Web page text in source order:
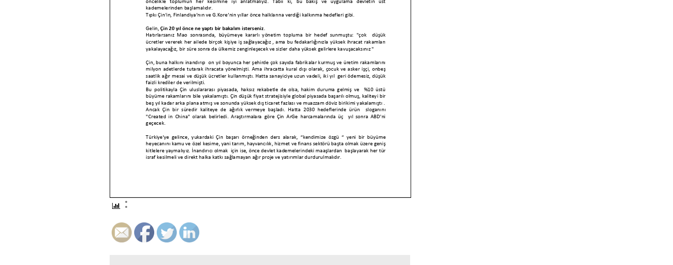
öncelikle
toplumun her kesimine iyi anlatmalıyız. Tabii ki, bu bakış ve uygulama devletin üst
kademelerinden başlamalıdır.
Tıpkı Çin'in, Finlandiya’nın ve G.Kore’nin yıllar önce halklarına verdiği kalkınma hedefleri gibi.
Gelin, Çin 20 yıl önce ne yaptı bir bakalım isterseniz.
Hatırlarsanız Mao sonrasında, büyümeye kararlı yönetim topluma bir hedef sunmuştu: "çok düşük
ücretler vererek her ailede birçok kişiye iş sağlayacağız , ama bu fedakarlığınızla yüksek ihracat rakamları
yakalayacağız, bir süre sonra da ülkemiz zenginleşecek ve sizler daha yüksek gelirlere kavuşacaksınız "
Çin, buna halkını inandırıp on yıl boyunca her şehirde çok sayıda fabrikalar kurmuş ve üretim rakamlarını
milyon adetlerde tutarak ihracata yönelmişti. Ama ihracatta kural dışı olarak, çocuk ve asker işçi, onbeş
saatlik ağır mesai ve düşük ücretler kullanmıştı. Hatta sanayiciye uzun vadeli, iki yıl geri ödemesiz, düşük
faizli krediler de verilmişti.
Bu politikayla Çin uluslararası piyasada, haksız rekabetle de olsa, hakim duruma gelmiş ve %10 üstü
büyüme rakamlarını bile yakalamıştı. Çin düşük fiyat stratejisiyle global piyasada başarılı olmuş, kaliteyi bir
beş yıl kadar arka plana atmış ve sonunda yüksek dış ticaret fazlası ve muazzam döviz birikimi yakalamıştı .
Ancak Çin bir süredir kaliteye de ağırlık vermeye başladı. Hatta 2030 hedeflerinde ürün sloganı nı
"Created in China" olarak belirle di. Araştırmalara göre Çin ArGe harcamalarında üç yıl sonra ABD'ni
geçecek.
Türkiye'ye gelince, yukardaki Çin başarı örneğinden ders alarak, “kendimize özgü “ yeni bir büyüme
heyecanını kamu ve özel kesime, yani tarım, hayvancılık, hizmet ve finans sektörü başta olmak üzere geniş
kitlelere yaymalıyız. İnandırıcı olmak i çin ise, önce devlet kademelerindeki maaşlardan başlayarak her tür
israf kesilmeli ve direkt halka katkı sağlamayan ağır proje ve yatırımlar durdurulmalıdır.
Buna karşılık , yaklaşık 5 yıllık bir süreci kapsayan yeni f